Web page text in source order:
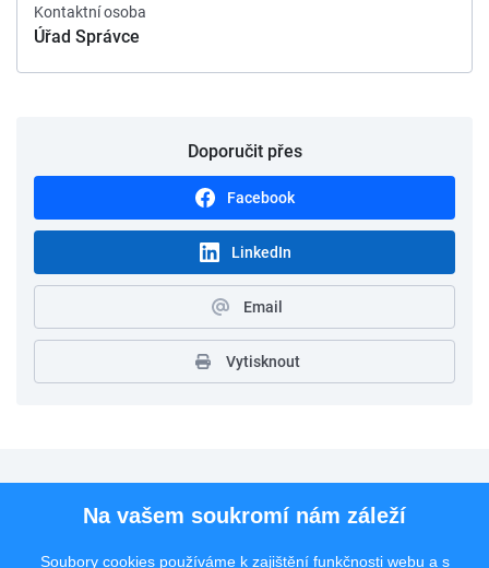
Kontaktní osoba
Úřad Správce
Doporučit přes
Facebook
LinkedIn
Email
Vytisknout
Pro uchazečeNa vašem soukromí nám záleží
Soubory cookies používáme k zajištění funkčnosti webu a s